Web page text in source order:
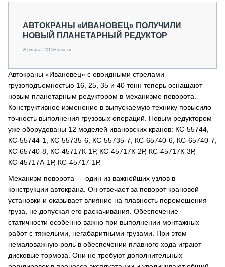
О ПРОЕКТЕ
АВТОКРАНЫ «ИВАНОВЕЦ» ПОЛУЧИЛИ
НОВЫЙ ПЛАНЕТАРНЫЙ РЕДУКТОР
26 марта 2015Новости
Автокраны «Ивановец» с овоидными стрелами
грузоподъемностью 16, 25, 35 и 40 тонн теперь оснащают
новым планетарным редуктором в механизме поворота.
Конструктивное изменение в выпускаемую технику повысило
точность выполнения грузовых операций. Новым редуктором
уже оборудованы 12 моделей ивановских кранов: КС-55744,
КС-55744-1, КС-55735-6, КС-55735-7, КС-65740-6, КС-65740-7,
КС-65740-8, КС-45717К-1Р, КС-45717К-2Р, КС-45717К-3Р,
КС-45717А-1Р, КС-45717-1Р.
Механизм поворота — один из важнейших узлов в
конструкции автокрана. Он отвечает за поворот крановой
установки и оказывает влияние на плавность перемещения
груза, не допуская его раскачивания. Обеспечение
статичности особенно важно при выполнении монтажных
работ с тяжелыми, негабаритными грузами. При этом
немаловажную роль в обеспечении плавного хода играют
дисковые тормоза. Они не требуют дополнительных